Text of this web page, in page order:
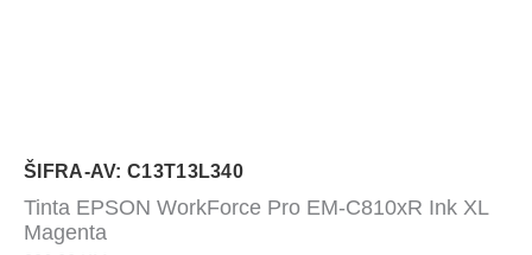
ŠIFRA-AV: C13T13L340
Tinta EPSON WorkForce Pro EM-C810xR Ink XL
Magenta